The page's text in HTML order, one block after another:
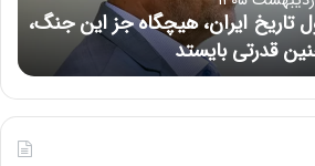
این جنگ،
ب
ا
ر
ه
خ
ط
هشدار درباره خطر
هنوز از بین نرفته است